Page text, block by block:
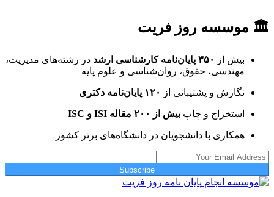
🏛 موسسه روز فریت
بیش از ۳۵۰ پایان‌نامه کارشناسی ارشد
در رشته‌های مدیریت،
مهندسی، حقوق، روان‌شناسی و علوم پایه
نگارش و پشتیبانی از ۱۲۰ پایان‌نامه دکتری
استخراج و چاپ بیش از ۲۰۰ مقاله ISI و ISC
همکاری با دانشجویان در دانشگاه‌های برتر کشور
Subscribe